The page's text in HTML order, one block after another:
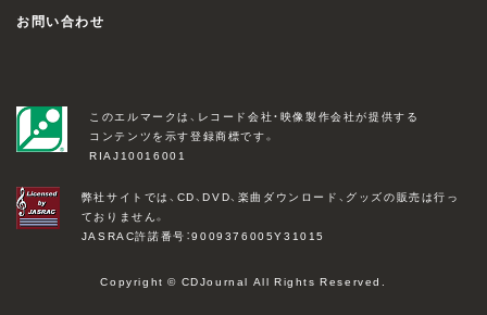
お問い合わせ
このエルマークは、レコード会社・映像製作会社が提供する
コンテンツを示す登録商標です。
RIAJ10016001
弊社サイトでは、CD、DVD、楽曲ダウンロード、グッズの販売は行っ
ておりません。
JASRAC許諾番号：9009376005Y31015
Copyright © CDJournal All Rights Reserved.